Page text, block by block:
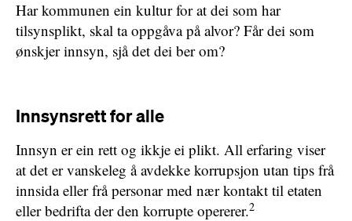
Har kommunen ein kultur for at dei som har
tilsynsplikt, skal ta oppgåva på alvor? Får dei som
ønskjer innsyn, sjå det dei ber om?
Innsynsrett for alle
Innsyn er ein rett og ikkje ei plikt. All erfaring viser
at det er vanskeleg å avdekke korrupsjon utan tips frå
innsida eller frå personar med nær kontakt til etaten
eller bedrifta der den korrupte opererer.2